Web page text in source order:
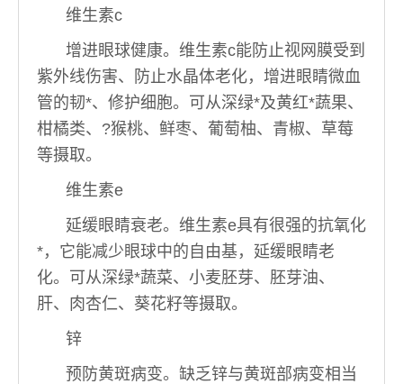
维生素c
增进眼球健康。维生素c能防止视网膜受到
紫外线伤害、防止水晶体老化，增进眼睛微血
管的韧*、修护细胞。可从深绿*及黄红*蔬果、
柑橘类、?猴桃、鲜枣、葡萄柚、青椒、草莓
等摄取。
维生素e
延缓眼睛衰老。维生素e具有很强的抗氧化
*，它能减少眼球中的自由基，延缓眼睛老
化。可从深绿*蔬菜、小麦胚芽、胚芽油、
肝、肉杏仁、葵花籽等摄取。
锌
预防黄斑病变。缺乏锌与黄斑部病变相当